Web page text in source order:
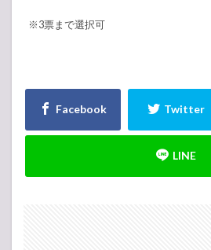
※3票まで選択可